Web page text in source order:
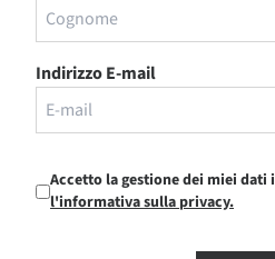
Indirizzo E-mail
Accetto la gestione dei miei
l'informativa sulla privacy.